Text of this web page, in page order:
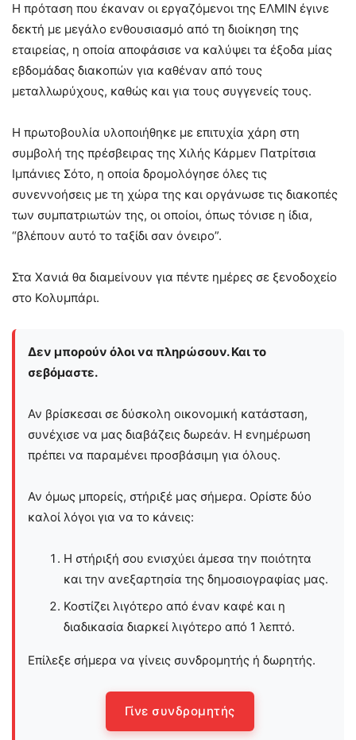
Η πρόταση που έκαναν οι εργαζόμενοι της ΕΛΜΙΝ έγινε
δεκτή με μεγάλο ενθουσιασμό από τη διοίκηση της
εταιρείας, η οποία αποφάσισε να καλύψει τα έξοδα μίας
εβδομάδας διακοπών για καθέναν από τους
μεταλλωρύχους, καθώς και για τους συγγενείς τους.
Η πρωτοβουλία υλοποιήθηκε με επιτυχία χάρη στη
συμβολή της πρέσβειρας της Χιλής Κάρμεν Πατρίτσια
Ιμπάνιες Σότο, η οποία δρομολόγησε όλες τις
συνεννοήσεις με τη χώρα της και οργάνωσε τις διακοπές
των συμπατριωτών της, οι οποίοι, όπως τόνισε η ίδια,
“βλέπουν αυτό το ταξίδι σαν όνειρο”.
Στα Χανιά θα διαμείνουν για πέντε ημέρες σε ξενοδοχείο
στο Κολυμπάρι.
Δεν μπορούν όλοι να πληρώσουν. Και το
σεβόμαστε.
Αν βρίσκεσαι σε δύσκολη οικονομική κατάσταση,
συνέχισε να μας διαβάζεις δωρεάν. Η ενημέρωση
πρέπει να παραμένει προσβάσιμη για όλους.
Αν όμως μπορείς, στήριξέ μας σήμερα. Ορίστε δύο
καλοί λόγοι για να το κάνεις:
Η στήριξή σου ενισχύει άμεσα την ποιότητα
και την ανεξαρτησία της δημοσιογραφίας μας.
Κοστίζει λιγότερο από έναν καφέ και η
διαδικασία διαρκεί λιγότερο από 1 λεπτό.
Επίλεξε σήμερα να γίνεις συνδρομητής ή δωρητής.
Γίνε συνδρομητής